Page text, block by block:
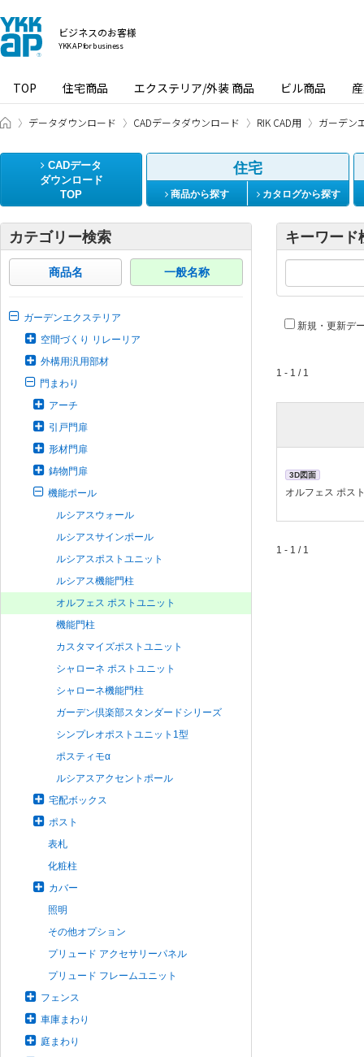
ビジネスのお客様
YKK AP for business
TOP 住宅商品 エクステリア/外装 商品 ビル商品
ビジネスのお客様 HOME
データダウンロード CADデータダウンロード RIK CAD用 ガーデン
CADデータ
ダウンロード
TOP
住宅
商品から探す カタログから探す
カテゴリー検索
商品名 一般名称
ガーデンエクステリア
空間づくり リレーリア
外構用汎用部材
門まわり
アーチ
引戸門扉
形材門扉
鋳物門扉
機能ポール
ルシアスウォール
ルシアスサインポール
ルシアスポストユニット
ルシアス機能門柱
オルフェス ポストユニット
機能門柱
カスタマイズポストユニット
シャローネ ポストユニット
シャローネ機能門柱
ガーデン倶楽部スタンダードシリーズ
シンプレオポストユニット1型
ポスティモα
ルシアスアクセントポール
宅配ボックス
ポスト
表札
化粧柱
カバー
照明
その他オプション
プリュード アクセサリーパネル
プリュード フレームユニット
フェンス
車庫まわり
庭まわり
キーワード
新規・更新デ
1 - 1 / 1
3D図面
オルフェス ポス
1 - 1 / 1